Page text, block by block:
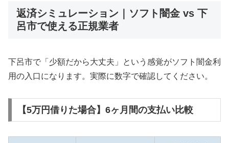
返済シミュレーション｜ソフト闇金 vs 下
呂市で使える正規業者
下呂市で「少額だから大丈夫」という感覚がソフト闇金利
用の入口になります。実際に数字で確認してください。
【5万円借りた場合】6ヶ月間の支払い比較